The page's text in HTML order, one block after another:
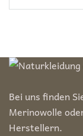
Preis
Preis
Bei uns finden
Merinowolle
Herstellern.